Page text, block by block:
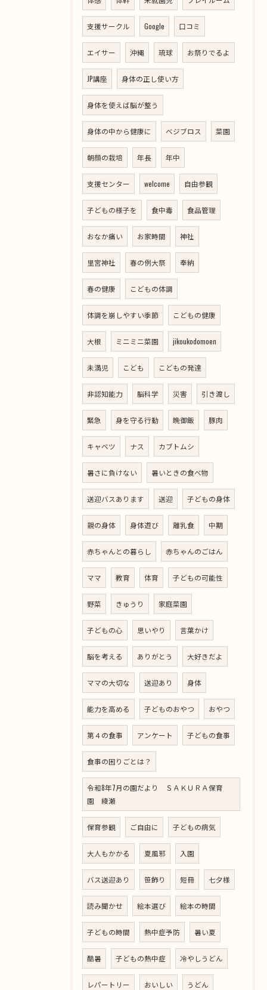
支援サークル Google 口コミ
エイサー 沖縄 琉球 お祭りでるよ
JP講座 身体の正し使い方
身体を使えば脳が整う
身体の中から健康に ベジブロス 菜園
朝顔の栽培 年長 年中
支援センター welcome 自由参観
子どもの様子を 食中毒 食品管理
おなか痛い お家時間 神社
里宮神社 春の例大祭 奉納
春の健康 こどもの体調
体調を崩しやすい季節 こどもの健康
大根 ミニミニ菜園 jikoukodomoen
未満児 こども こどもの発達
非認知能力 脳科学 災害 引き渡し
緊急 身を守る行動 晩御飯 豚肉
キャベツ ナス カブトムシ
暑さに負けない 暑いときの食べ物
送迎バスあります 送迎 子どもの身体
親の身体 身体遊び 離乳食 中期
赤ちゃんとの暮らし 赤ちゃんのごはん
ママ 教育 体育 子どもの可能性
野菜 きゅうり 家庭菜園
子どもの心 思いやり 言葉かけ
脳を考える ありがとう 大好きだよ
ママの大切な 送迎あり 身体
能力を高める 子どものおやつ おやつ
第４の食事 アンケート 子どもの食事
食事の困りごとは？
令和8年7月の園だより ＳＡＫＵＲＡ保育
園 綾瀬
保育参観 ご自由に 子どもの病気
大人もかかる 夏風邪 入園
バス送迎あり 笹飾り 短冊 七夕様
読み聞かせ 絵本選び 絵本の時間
子どもの時間 熱中症予防 暑い夏
酷暑 子どもの熱中症 冷やしうどん
レパートリー おいしい うどん